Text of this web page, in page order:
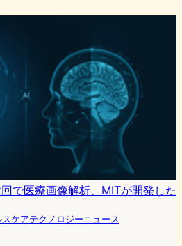
で医療画像解析、MITが開発した
スケアテクノロジーニュース